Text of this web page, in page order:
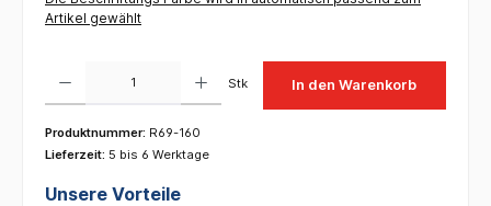
Artikel gewählt
Stk In den Warenkorb
Produktnummer: R69-160
Lieferzeit: 5 bis 6 Werktage
Unsere Vorteile